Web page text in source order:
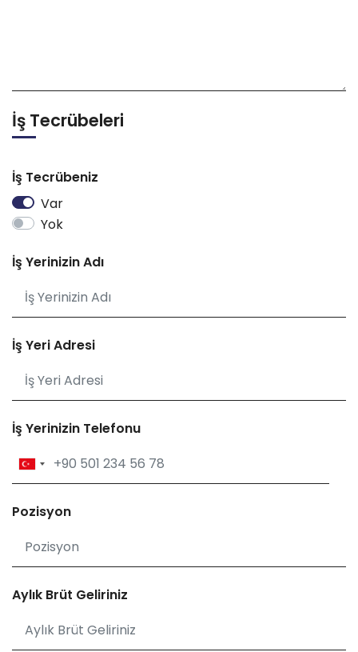
İş Tecrübeleri
İş Tecrübeniz
Var
Yok
İş Yerinizin Adı
İş Yeri Adresi
İş Yerinizin Telefonu
Pozisyon
Aylık Brüt Geliriniz